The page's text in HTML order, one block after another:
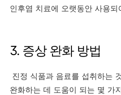
인후염 치료에 오랫동안 사용되
3. 증상 완화 방법
진정 식품과 음료를 섭취하는
완화하는 데 도움이 되는 몇 가